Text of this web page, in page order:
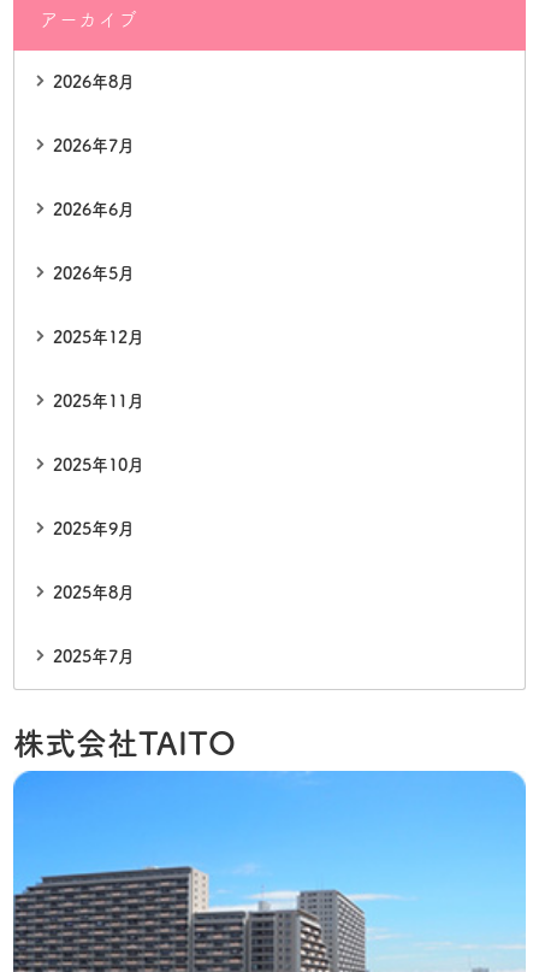
アーカイブ
2026年8月
2026年7月
2026年6月
2026年5月
2025年12月
2025年11月
2025年10月
2025年9月
2025年8月
2025年7月
株式会社TAITO